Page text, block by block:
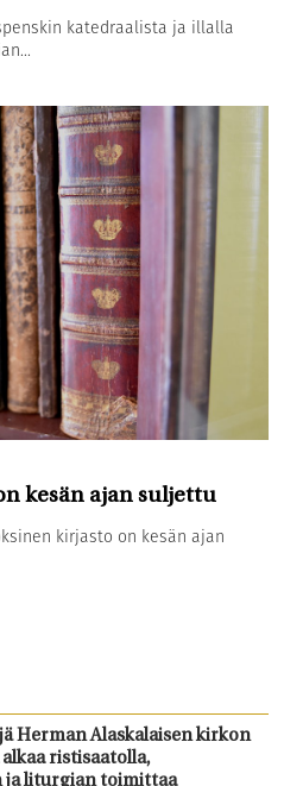
katedraalista ja illalla
kesän ajan suljettu
kirjasto on kesän ajan
Herman Alaskalaisen kirkon
ristisaatolla,
ja liturgian toimittaa